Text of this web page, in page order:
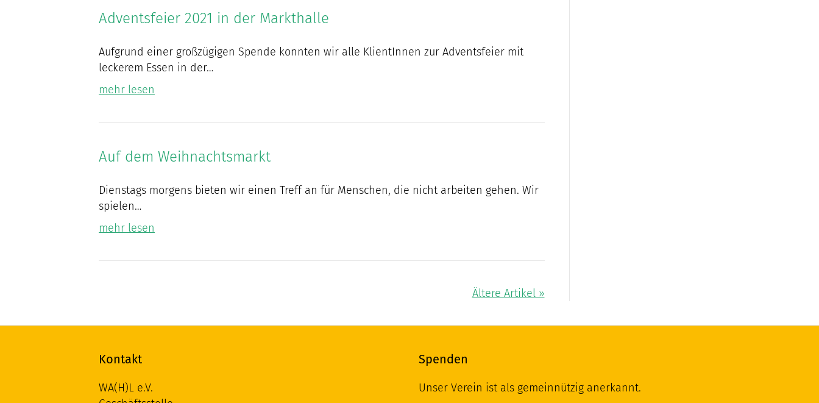
Adventsfeier 2021 in der Markthalle
Aufgrund einer großzügigen Spende konnten wir alle KlientInnen zur Adventsfeier mit
leckerem Essen in der…
mehr lesen
Auf dem Weihnachtsmarkt
Dienstags morgens bieten wir einen Treff an für Menschen, die nicht arbeiten gehen. Wir
spielen…
mehr lesen
Ältere Artikel »
Kontakt
WA(H)L e.V.
Spenden
Unser Verein ist als gemeinnützig anerkannt.